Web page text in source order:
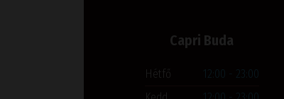
Capri Buda
Hétfő
12:00 - 23:00